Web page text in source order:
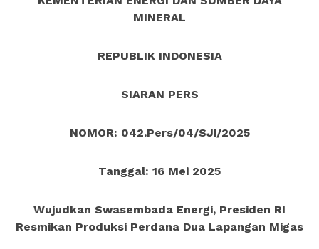
MINERAL
REPUBLIK INDONESIA
SIARAN PERS
NOMOR: 042.Pers/04/SJI/2025
Tanggal: 16 Mei 2025
Wujudkan Swasembada Energi, Presiden RI
Resmikan Produksi Perdana Dua Lapangan Migas